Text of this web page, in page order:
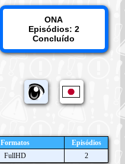
ONA
Episódios: 2
Concluído
Formatos
Episódios
FullHD 2